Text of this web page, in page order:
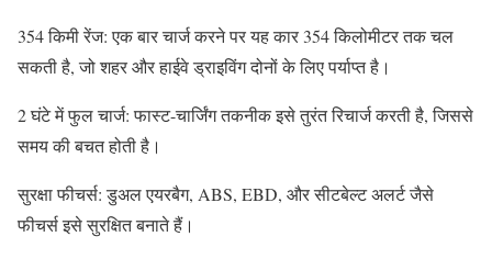
354 किमी रेंज: एक बार चार्ज करने पर यह कार 354 किलोमीटर तक चल
सकती है, जो शहर और हाईवे ड्राइविंग दोनों के लिए पर्याप्त है।
2 घंटे में फुल चार्ज: फास्ट-चार्जिंग तकनीक इसे तुरंत रिचार्ज करती है, जिससे
समय की बचत होती है।
सुरक्षा फीचर्स: डुअल एयरबैग, ABS, EBD, और सीटबेल्ट अलर्ट जैसे
फीचर्स इसे सुरक्षित बनाते हैं।